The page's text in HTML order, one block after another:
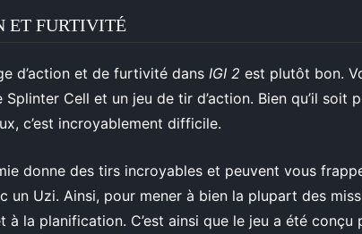
ET FURTIVITÉ
d’action et de furtivité dans IGI 2 est plutôt bon.
Splinter Cell et un jeu de tir d’action. Bien qu’il soit
c’est incroyablement difficile.
donne des tirs incroyables et peuvent vous
un Uzi. Ainsi, pour mener à bien la plupart des
à la planification. C’est ainsi que le jeu a été